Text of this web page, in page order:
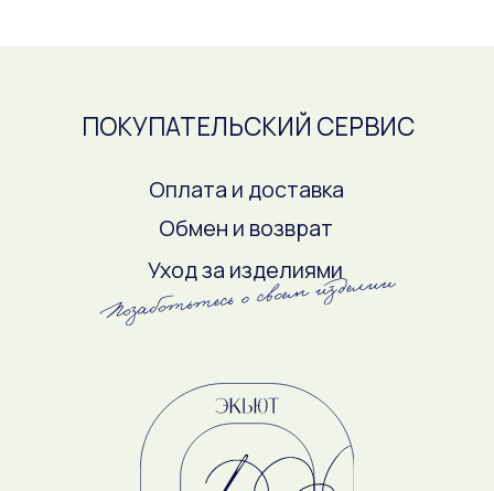
политикой
конфиденциальности
ПОДПИСАТЬСЯ